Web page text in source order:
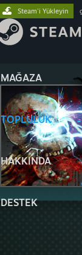
MAĞAZA
TOPLULUK
HAKKINDA
DESTEK
Steam'i Yükleyin